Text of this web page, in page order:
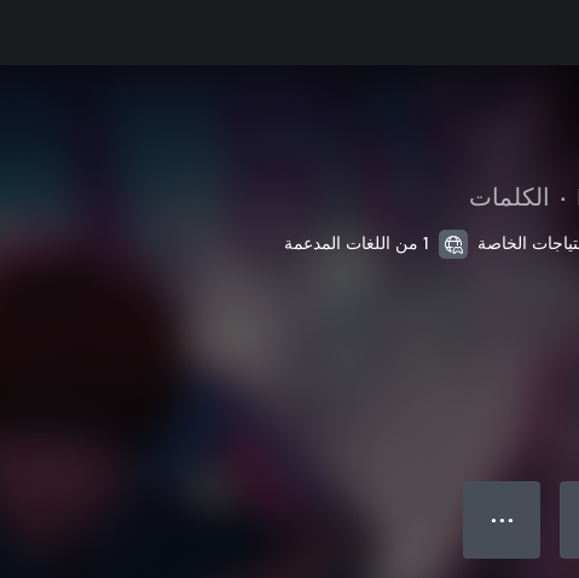
• الكلمات
1 من اللغات المدعمة
● ● ●